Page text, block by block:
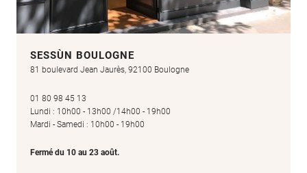
SESSÙN BOULOGNE
81 boulevard Jean Jaurès, 92100 Boulogne
01 80 98 45 13
Lundi : 10h00 - 13h00 /14h00 - 19h00
Mardi - Samedi : 10h00 - 19h00
Fermé du 10 au 23 août.